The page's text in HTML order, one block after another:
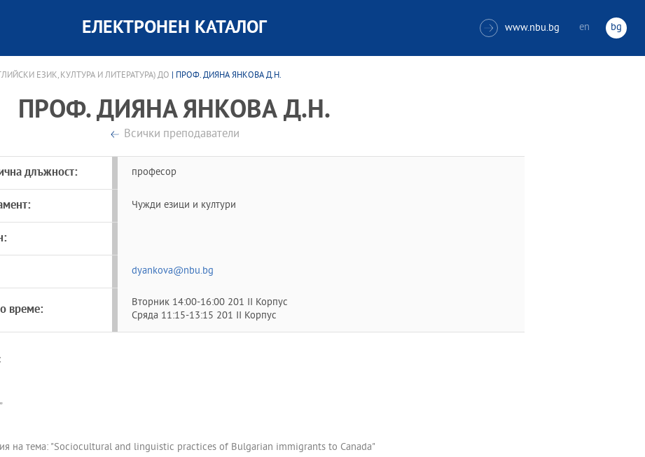
ЕЛЕКТРОНЕН КАТАЛОГ  www.nbu.bg en bg
ЕЗИК, КУЛТУРА И ЛИТЕРАТУРА) ДО | ПРОФ. ДИЯНА ЯНКОВА Д.Н.
ПРОФ. ДИЯНА ЯНКОВА Д.Н.
Всички преподаватели
длъжност: професор
Чужди езици и култури
dyankova@nbu.bg
време:
Вторник 14:00-16:00 201 II Корпус
Сряда 11:15-13:15 201 II Корпус
на тема: "Sociocultural and linguistic practices of Bulgarian immigrants to Canada"